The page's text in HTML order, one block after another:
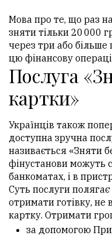
Мова про те, що раз
зняти тільки 20 000
через три або
цю фінансову
Послуга
картки»
Українців також
доступна зручна
називається «Зняти
фінустанови можуть
банкоматах, і в
Суть послуги
отримати готівку,
картку. Отримати
за допомогою